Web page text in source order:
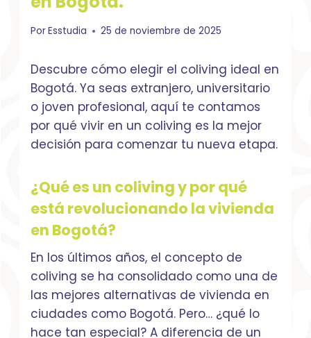
PorEsstudia 25 de noviembre de 2025
Descubre cómo elegir el coliving ideal en
Bogotá. Ya seas extranjero, universitario
o joven profesional, aquí te contamos
por qué vivir en un coliving es la mejor
decisión para comenzar tu nueva etapa.
¿Qué es un coliving y por qué
está revolucionando la vivienda
en Bogotá?
En los últimos años, el concepto de
coliving se ha consolidado como una de
las mejores alternativas de vivienda en
ciudades como Bogotá. Pero… ¿qué lo
hace tan especial? A diferencia de un